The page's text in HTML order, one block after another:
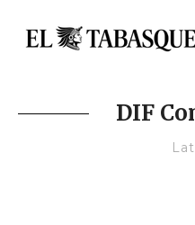
DIF